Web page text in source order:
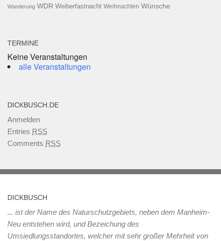
Wanderung WDR Weiberfastnacht Weihnachten Wünsche
TERMINE
Keine Veranstaltungen
alle Veranstaltungen
DICKBUSCH.DE
Anmelden
Entries RSS
Comments RSS
DICKBUSCH
... ist der Name des Naturschutzgebiets, neben dem Manheim-
Neu entstehen wird, und Bezeichung des
Umsiedlungsstandortes, welcher mit sehr großer Mehrheit von